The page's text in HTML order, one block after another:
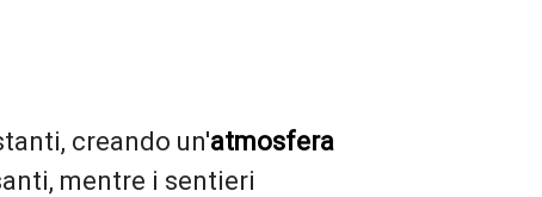
creando un'atmosfera
mentre i sentieri